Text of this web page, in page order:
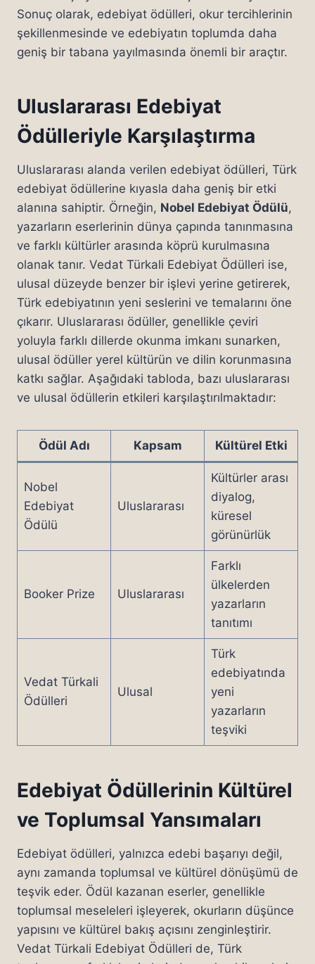
Sonuç olarak, edebiyat ödülleri, okur tercihlerinin
şekillenmesinde ve edebiyatın toplumda daha
geniş bir tabana yayılmasında önemli bir araçtır.
Uluslararası Edebiyat
Ödülleriyle Karşılaştırma
Uluslararası alanda verilen edebiyat ödülleri, Türk
edebiyat ödüllerine kıyasla daha geniş bir etki
alanına sahiptir. Örneğin, Nobel Edebiyat Ödülü,
yazarların eserlerinin dünya çapında tanınmasına
ve farklı kültürler arasında köprü kurulmasına
olanak tanır. Vedat Türkali Edebiyat Ödülleri ise,
ulusal düzeyde benzer bir işlevi yerine getirerek,
Türk edebiyatının yeni seslerini ve temalarını öne
çıkarır. Uluslararası ödüller, genellikle çeviri
yoluyla farklı dillerde okunma imkanı sunarken,
ulusal ödüller yerel kültürün ve dilin korunmasına
katkı sağlar. Aşağıdaki tabloda, bazı uluslararası
ve ulusal ödüllerin etkileri karşılaştırılmaktadır:
Ödül Adı Kapsam Kültürel Etki
Nobel
Edebiyat
Ödülü
Uluslararası
Kültürler arası
diyalog,
küresel
görünürlük
Booker Prize Uluslararası
Farklı
ülkelerden
yazarların
tanıtımı
Vedat Türkali
Ödülleri
Ulusal
Türk
edebiyatında
yeni
yazarların
teşviki
Edebiyat Ödüllerinin Kültürel
ve Toplumsal Yansımaları
Edebiyat ödülleri, yalnızca edebi başarıyı değil,
aynı zamanda toplumsal ve kültürel dönüşümü de
teşvik eder. Ödül kazanan eserler, genellikle
toplumsal meseleleri işleyerek, okurların düşünce
yapısını ve kültürel bakış açısını zenginleştirir.
Vedat Türkali Edebiyat Ödülleri de, Türk